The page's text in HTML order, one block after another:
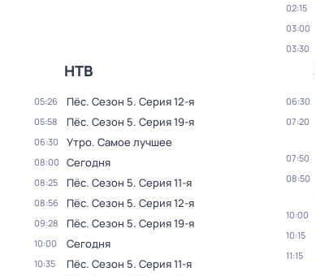
02:15
03:00
03:30
НТВ
05:26 Пёс. Сезон 5. Серия 12-я
05:58 Пёс. Сезон 5. Серия 19-я
06:30 Утро. Самое лучшее
08:00 Сегодня
08:25 Пёс. Сезон 5. Серия 11-я
08:56 Пёс. Сезон 5. Серия 12-я
09:28 Пёс. Сезон 5. Серия 19-я
10:00 Сегодня
10:35 Пёс. Сезон 5. Серия 11-я
06:30
07:20
07:50
08:50
10:00
10:15
11:15